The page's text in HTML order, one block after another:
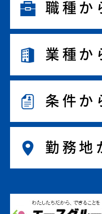
職種か
業種か
条件か
勤務地